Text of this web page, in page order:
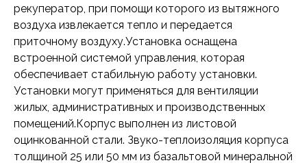
рекуператор, при помощи которого из вытяжного
воздуха извлекается тепло и передается
приточному воздуху.Установка оснащена
встроенной системой управления, которая
обеспечивает стабильную работу установки.
Установки могут применяться для вентиляции
жилых, административных и производственных
помещений.Корпус выполнен из листовой
оцинкованной стали. Звуко-теплоизоляция корпуса
толщиной 25 или 50 мм из базальтовой минеральной